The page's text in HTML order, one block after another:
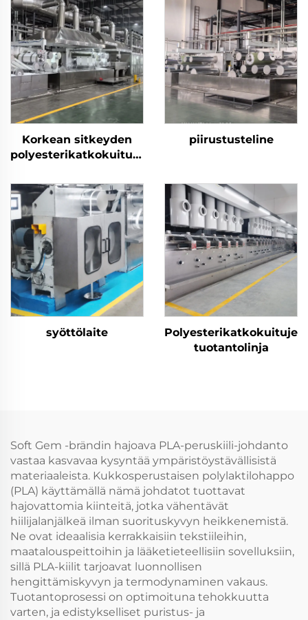
Korkean sitkeyden
polyesterikatkokuitujen
kiinteän
polyesterikatkokuitujen
PSF-valmistuskone
piirustusteline
syöttölaite
Polyesterikatkokuitujen
tuotantolinja
Soft Gem -brändin hajoava PLA-peruskiili-johdanto
vastaa kasvavaa kysyntää ympäristöystävällisistä
materiaaleista. Kukkosperustaisen polylaktilohappo
(PLA) käyttämällä nämä johdatot tuottavat
hajovattomia kiinteitä, jotka vähentävät
hiilijalanjälkeä ilman suorituskyvyn heikkenemistä.
Ne ovat ideaalisia kerrakkaisiin tekstiileihin,
maatalouspeittoihin ja lääketieteellisiin sovelluksiin,
sillä PLA-kiilit tarjoavat luonnollisen
hengittämiskyvyn ja termodynaminen vakaus.
Tuotantoprosessi on optimoituna tehokkuutta
varten, ja edistykselliset puristus- ja